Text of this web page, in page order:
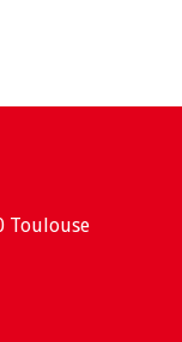
Toulouse